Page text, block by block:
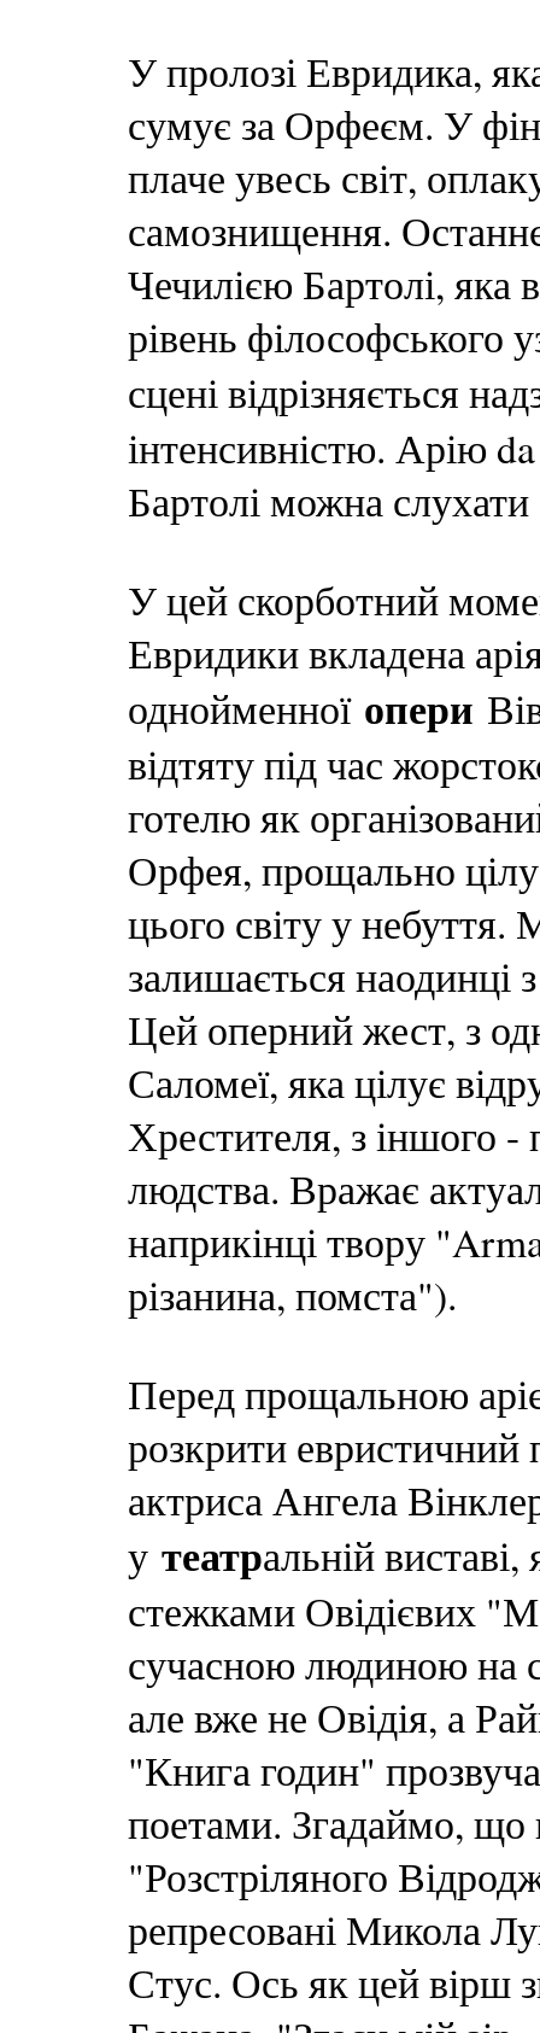
У пролозі Евридика,
сумує за Орфеєм. У
плаче увесь світ,
самознищення.
Чечилією Бартолі, яка
рівень філософського
сцені відрізняється
інтенсивністю. Арію
Бартолі можна слухати
У цей скорботний
Евридики вкладена
однойменної опери
відтяту під час
готелю як
Орфея, прощально
цього світу у небуття.
залишається наодинці
Цей оперний жест, з
Саломеї, яка цілує
Хрестителя, з іншого
людства. Вражає
наприкінці твору
різанина, помста").
Перед прощальною
розкрити евристичний
актриса Ангела
у театральній
стежками Овідієвих
сучасною людиною на
але вже не Овідія, а
"Книга годин"
поетами. Згадаймо, що
"Розстріляного
репресовані Микола
Стус. Ось як цей вірш